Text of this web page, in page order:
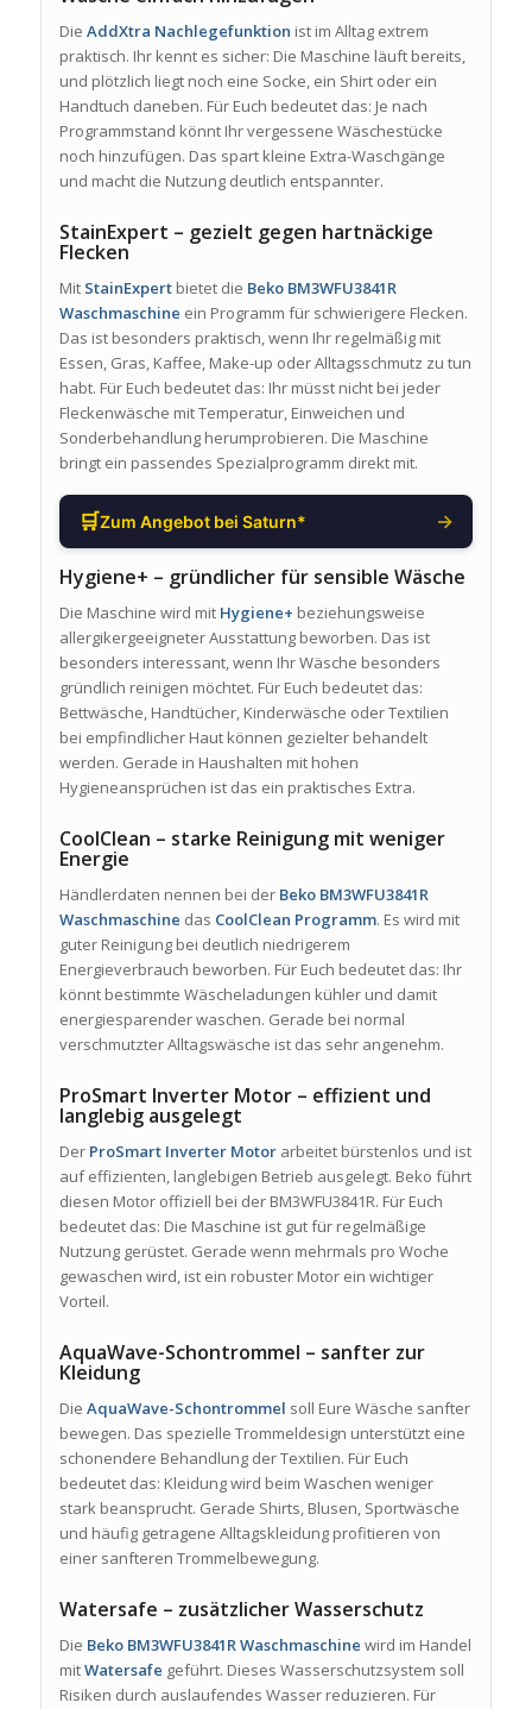
Die AddXtra Nachlegefunktion ist im Alltag extrem
praktisch. Ihr kennt es sicher: Die Maschine läuft bereits,
und plötzlich liegt noch eine Socke, ein Shirt oder ein
Handtuch daneben. Für Euch bedeutet das: Je nach
Programmstand könnt Ihr vergessene Wäschestücke
noch hinzufügen. Das spart kleine Extra-Waschgänge
und macht die Nutzung deutlich entspannter.
StainExpert – gezielt gegen hartnäckige
Flecken
Mit StainExpertbietet die Beko BM3WFU3841R
Waschmaschine ein Programm für schwierigere Flecken.
Das ist besonders praktisch, wenn Ihr regelmäßig mit
Essen, Gras, Kaffee, Make-up oder Alltagsschmutz zu tun
habt. Für Euch bedeutet das: Ihr müsst nicht bei jeder
Fleckenwäsche mit Temperatur, Einweichen und
Sonderbehandlung herumprobieren. Die Maschine
bringt ein passendes Spezialprogramm direkt mit.
🛒Zum Angebot bei Saturn* →
Hygiene+ – gründlicher für sensible Wäsche
Die Maschine wird mit Hygiene+ beziehungsweise
allergikergeeigneter Ausstattung beworben. Das ist
besonders interessant, wenn Ihr Wäsche besonders
gründlich reinigen möchtet. Für Euch bedeutet das:
Bettwäsche, Handtücher, Kinderwäsche oder Textilien
bei empfindlicher Haut können gezielter behandelt
werden. Gerade in Haushalten mit hohen
Hygieneansprüchen ist das ein praktisches Extra.
CoolClean – starke Reinigung mit weniger
Energie
Händlerdaten nennen bei der Beko BM3WFU3841R
Waschmaschine das CoolClean Programm. Es wird mit
guter Reinigung bei deutlich niedrigerem
Energieverbrauch beworben. Für Euch bedeutet das: Ihr
könnt bestimmte Wäscheladungen kühler und damit
energiesparender waschen. Gerade bei normal
verschmutzter Alltagswäsche ist das sehr angenehm.
ProSmart Inverter Motor – effizient und
langlebig ausgelegt
Der ProSmart Inverter Motorarbeitet bürstenlos und ist
auf effizienten, langlebigen Betrieb ausgelegt. Beko führt
diesen Motor offiziell bei der BM3WFU3841R. Für Euch
bedeutet das: Die Maschine ist gut für regelmäßige
Nutzung gerüstet. Gerade wenn mehrmals pro Woche
gewaschen wird, ist ein robuster Motor ein wichtiger
Vorteil.
AquaWave-Schontrommel – sanfter zur
Kleidung
Die AquaWave-Schontrommel soll Eure Wäsche sanfter
bewegen. Das spezielle Trommeldesign unterstützt eine
schonendere Behandlung der Textilien. Für Euch
bedeutet das: Kleidung wird beim Waschen weniger
stark beansprucht. Gerade Shirts, Blusen, Sportwäsche
und häufig getragene Alltagskleidung profitieren von
einer sanfteren Trommelbewegung.
Watersafe – zusätzlicher Wasserschutz
Die Beko BM3WFU3841R Waschmaschine wird im Handel
mitWatersafe geführt. Dieses Wasserschutzsystem soll
Risiken durch auslaufendes Wasser reduzieren. Für